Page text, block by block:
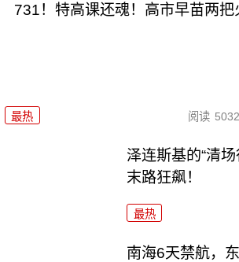
731！特高课还魂！高市早苗两
最热 阅读 5032
泽连斯基的“清
末路狂飙！
最热
南海6天禁航，